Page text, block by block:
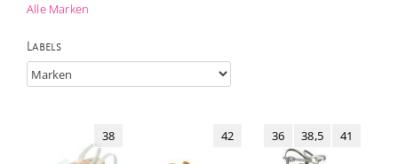
38 42 36 38,5 41
Alle Marken
Labels